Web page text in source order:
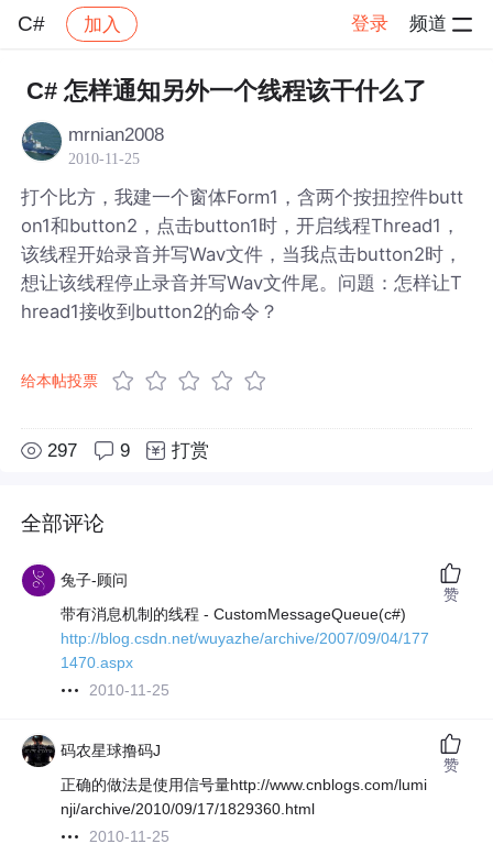
C# 加入 登录 频道
社区 C# 帖子详情
C# 怎样通知另外一个线程该干什么了
mrnian2008
2010-11-25
打个比方，我建一个窗体Form1，含两个按扭控件butt
on1和button2，点击button1时，开启线程Thread1，
该线程开始录音并写Wav文件，当我点击button2时，
想让该线程停止录音并写Wav文件尾。问題：怎样让T
hread1接收到button2的命令？
给本帖投票
297 9 打赏
全部评论
兔子-顾问
带有消息机制的线程 - CustomMessageQueue(c#)
http://blog.csdn.net/wuyazhe/archive/2007/09/04/177
1470.aspx
2010-11-25
赞
码农星球撸码J
正确的做法是使用信号量http://www.cnblogs.com/lumi
nji/archive/2010/09/17/1829360.html
2010-11-25
赞